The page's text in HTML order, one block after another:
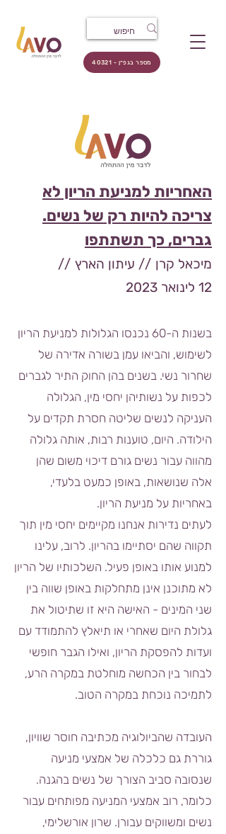
מספר בגפ״ן - 40321
האחריות למניעת הריון לא
צריכה להיות רק של נשים.
גברים, כך תשתתפו
מיכאל קרן // עיתון הארץ //
12 לינואר 2023
בשנות ה-60 נכנסו הגלולות למניעת הריון
לשימוש, והביאו עמן בשורה אדירה של
שחרור נשי. בשנים בהן החוק התיר לגברים
לכפות על נשותיהן יחסי מין, הגלולה
העניקה לנשים שליטה חסרת תקדים על
הילודה. היום, טוענות רבות, אותה גלולה
מהווה עבור נשים גורם דיכוי משום שהן
אלה שנושאות, באופן כמעט בלעדי,
באחריות על מניעת הריון.
לעתים נדירות אנחנו מקיימים יחסי מין תוך
תקווה שהם יסתיימו בהריון. לרוב, עלינו
למנוע אותו באופן פעיל. השלכותיו של הריון
לא מתוכנן אינן מתחלקות באופן שווה בין
שני המינים - האישה היא זו שתיטול את
גלולת היום שאחרי או תיאלץ להתמודד עם
ועדות להפסקת הריון, ואילו הגבר חופשי
לבחור בין הכחשה מוחלטת במקרה הרע,
לתמיכה נוכחת במקרה הטוב.
העובדה שהביולוגיה מכתיבה חוסר שוויון,
גוררת גם כלכלה של אמצעי מניעה
שנסובה סביב הצורך של נשים בהגנה.
כלומר, רוב אמצעי המניעה מפותחים עבור
נשים ומשווקים עבורן. שרון אורשלימי,